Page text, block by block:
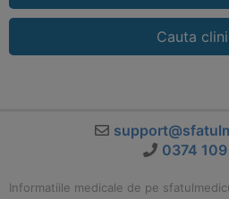
Cauta
0374
Informatiile medicale de pe